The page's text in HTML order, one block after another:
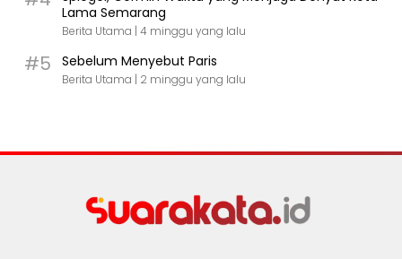
Lama Semarang
Berita Utama | 4 minggu yang lalu
#5 Sebelum Menyebut Paris
Berita Utama | 2 minggu yang lalu